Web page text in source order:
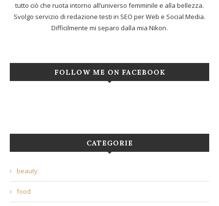
tutto ciò che ruota intorno all’universo femminile e alla bellezza.
Svolgo servizio di redazione testi in SEO per Web e Social Media.
Difficilmente mi separo dalla mia Nikon.
FOLLOW ME ON FACEBOOK
CATEGORIE
beauty
food